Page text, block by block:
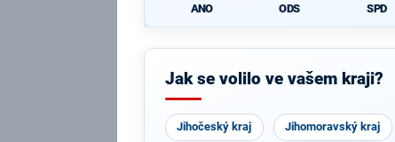
ANO ODS SPD
Jak se volilo ve vašem kraji?
Jihočeský kraj Jihomoravský kraj